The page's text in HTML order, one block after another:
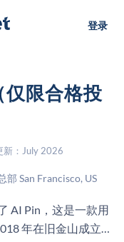
登录
限合格投
新：July 2026
部 San Francisco, US
AI Pin，这是一款用
年在旧金山成立，